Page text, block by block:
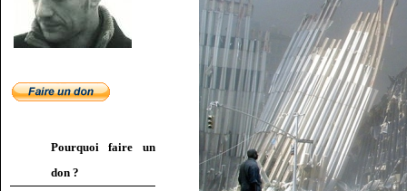
Pourquoi faire un
don ?